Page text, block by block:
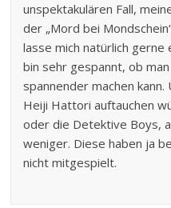
unspektakulären Fall,
der „Mord bei
lasse mich natürlich
bin sehr gespannt, ob
spannender machen
Heiji Hattori auftauchen
oder die Detektive Boys,
weniger. Diese haben ja
nicht mitgespielt.